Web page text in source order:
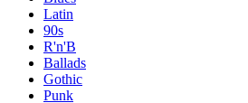
Latin
90s
R'n'B
Ballads
Gothic
Punk